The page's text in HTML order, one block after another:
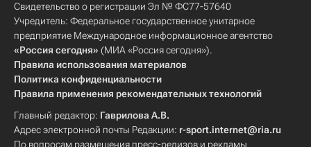
Свидетельство о регистрации Эл № ФС77-57640
Учредитель: Федеральное государственное унитарное
предприятие Международное информационное агентство
«Россия сегодня» (МИА «Россия сегодня»).
Правила использования материалов
Политика конфиденциальности
Правила применения рекомендательных технологий
Главный редактор: Гаврилова А.В.
Адрес электронной почты Редакции: r-sport.internet@ria.ru
По вопросам размещения пресс-релизов и рекламы